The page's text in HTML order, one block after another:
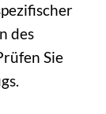
des
Sie